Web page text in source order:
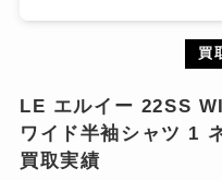
買
LE エルイー 22SS
ワイド半袖シャツ 1
買取実績